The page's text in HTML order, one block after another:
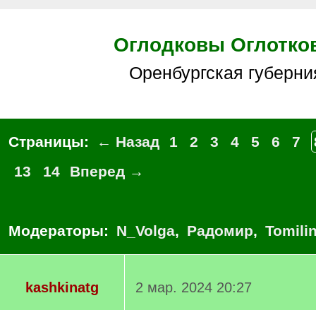
Оглодковы
Оренбургская
Страницы: ← Назад 1 2 3 4 5 6 7
13
14 Вперед →
Модераторы: N_Volga, Радомир,
kashkinatg
2 мар. 2024 20:27